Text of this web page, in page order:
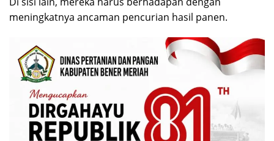
meningkatnya ancaman pencurian hasil panen.